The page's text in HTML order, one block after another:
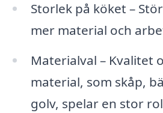
Storlek på köket –
mer material och
Materialval – Kvalitet
material, som skåp,
golv, spelar en stor